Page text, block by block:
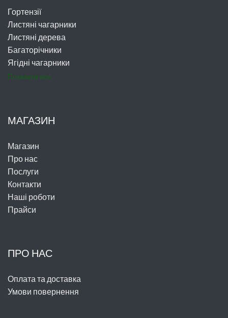
Гортензії
Листяні чагарники
Листяні дерева
Багаторічники
Ягідні чагарники
Показати все
МАГАЗИН
Магазин
Про нас
Послуги
Контакти
Наші роботи
Прайси
ПРО НАС
Оплата та доставка
Умови повернення